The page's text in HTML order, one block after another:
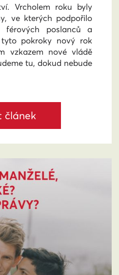
Vrcholem roku byly
ve kterých podpořilo
férových poslanců a
pokroky nový rok
vzkazem nové vládě
tu, dokud nebude
článek